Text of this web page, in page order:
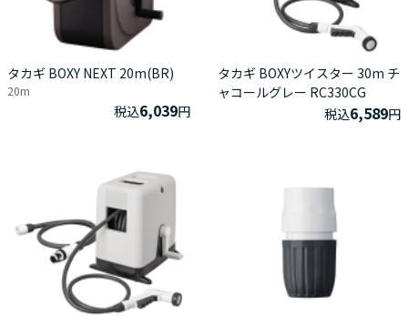
タカギ BOXY NEXT 20m(BR)
20m
税込6,039円
タカギ BOXYツイスター 30m チ
ャコールグレー RC330CG
税込6,589円